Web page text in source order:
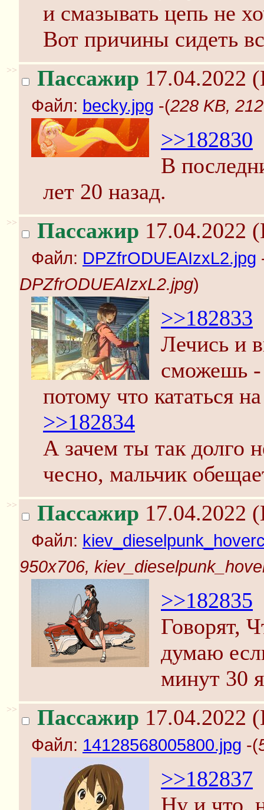
и смазывать цепь не
Вот причины сидеть
>> Пассажир 17.04.2022
Файл: becky.jpg -(228 KB,
>>182830
В
лет 20 назад.
>> Пассажир 17.04.2022
Файл: DPZfrODUEAIzxL2.jpg
DPZfrODUEAIzxL2.jpg)
>>182833
Лечись и
сможешь -
потому что кататься
>>182834
А зачем ты так долго
чесно, мальчик
>> Пассажир 17.04.2022
Файл:
950x706,
>>182835
Говорят,
думаю
минут 30
>> Пассажир 17.04.2022
Файл: 14128568005800.jpg -(
>>182837
Ну и что,